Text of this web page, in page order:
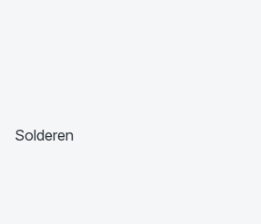
Solderen